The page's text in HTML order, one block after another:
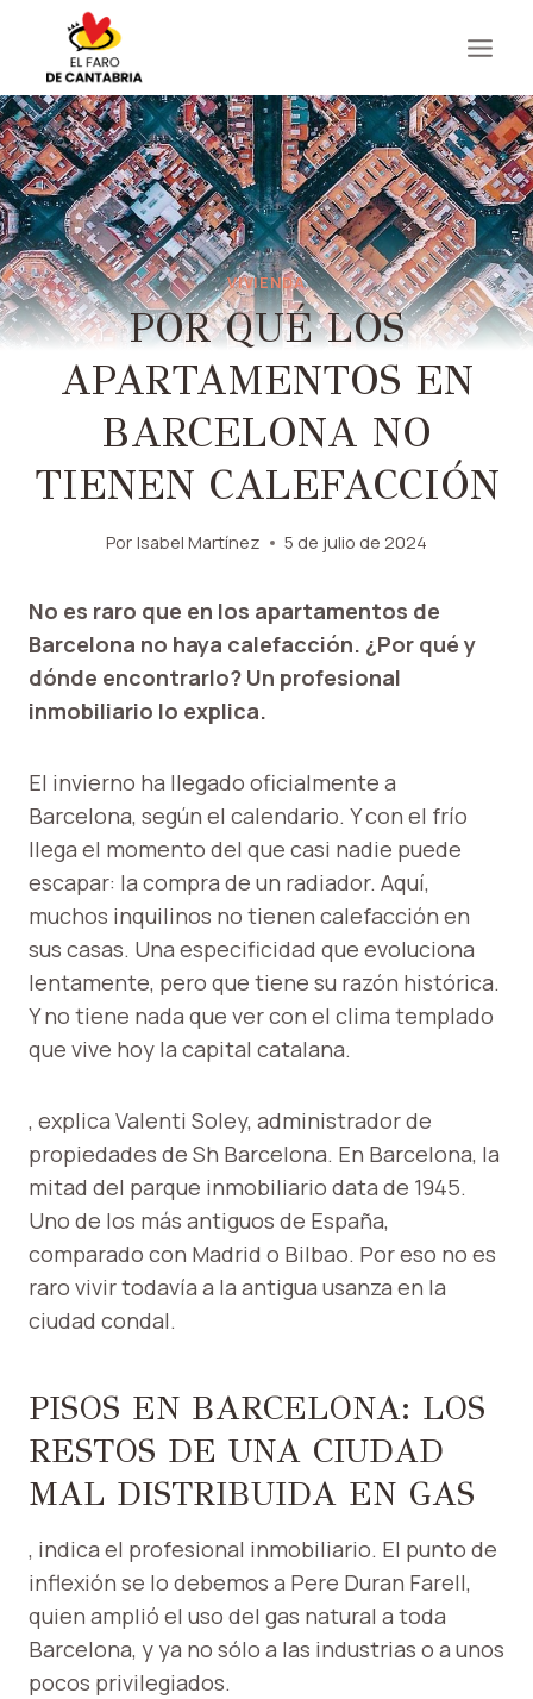
contenido
VIVIENDA
POR QUÉ LOS
APARTAMENTOS EN
BARCELONA NO
TIENEN CALEFACCIÓN
Por Isabel Martínez 5 de julio de 2024
No es raro que en los apartamentos de
Barcelona no haya calefacción. ¿Por qué y
dónde encontrarlo? Un profesional
inmobiliario lo explica.
El invierno ha llegado oficialmente a
Barcelona, ​​según el calendario. Y con el frío
llega el momento del que casi nadie puede
escapar: la compra de un radiador. Aquí,
muchos inquilinos no tienen calefacción en
sus casas. Una especificidad que evoluciona
lentamente, pero que tiene su razón histórica.
Y no tiene nada que ver con el clima templado
que vive hoy la capital catalana.
, explica Valenti Soley, administrador de
propiedades de Sh Barcelona. En Barcelona, ​​la
mitad del parque inmobiliario data de 1945.
Uno de los más antiguos de España,
comparado con Madrid o Bilbao. Por eso no es
raro vivir todavía a la antigua usanza en la
ciudad condal.
PISOS EN BARCELONA: LOS
RESTOS DE UNA CIUDAD
MAL DISTRIBUIDA EN GAS
, indica el profesional inmobiliario. El punto de
inflexión se lo debemos a Pere Duran Farell,
quien amplió el uso del gas natural a toda
Barcelona, ​​y ya no sólo a las industrias o a unos
pocos privilegiados.